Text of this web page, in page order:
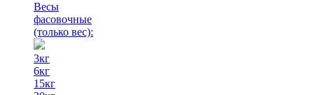
Весы
фасовочные
(только вес):
3кг
6кг
15кг